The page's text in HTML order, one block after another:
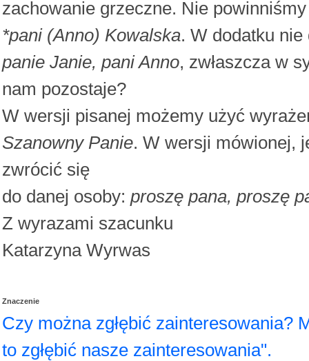
zachowanie grzeczne. Nie
*pani (Anno) Kowalska. W dodatku
panie Janie, pani Anno, zwłaszcza w
nam pozostaje?
W wersji pisanej możemy użyć
Szanowny Panie. W wersji mówionej,
zwrócić się
do danej osoby: proszę pana, proszę
Z wyrazami szacunku
Katarzyna Wyrwas
Znaczenie
Czy można zgłębić zainteresowania?
to zgłębić nasze zainteresowania".